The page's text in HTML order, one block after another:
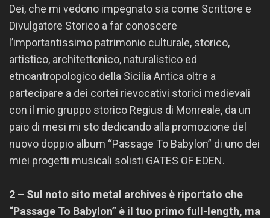
Dei, che mi vedono impegnato sia come Scrittore e
Divulgatore Storico a far conoscere
l’importantissimo patrimonio culturale, storico,
artistico, architettonico, naturalistico ed
etnoantropologico della Sicilia Antica oltre a
partecipare a dei cortei rievocativi storici medievali
con il mio gruppo storico Regius di Monreale, da un
paio di mesi mi sto dedicando alla promozione del
nuovo doppio album “Passage To Babylon” di uno dei
miei progetti musicali solisti GATES OF EDEN.
2 – Sul noto sito metal archives è riportato che
“Passage To Babylon” è il tuo primo full-length, ma